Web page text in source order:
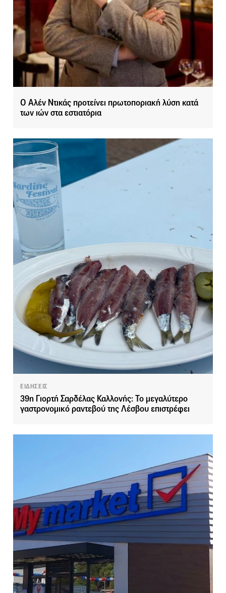
Ο Αλέν Ντικάς προτείνει πρωτοποριακή λύση κατά
των ιών στα εστιατόρια
ΕΙΔΗΣΕΙΣ
39η Γιορτή Σαρδέλας Καλλονής: Το μεγαλύτερο
γαστρονομικό ραντεβού της Λέσβου επιστρέφει